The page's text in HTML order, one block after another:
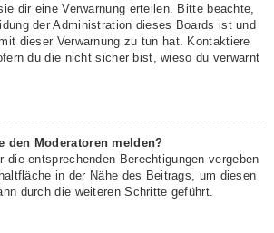
dir eine Verwarnung erteilen. Bitte beachte,
der Administration dieses Boards ist und
dieser Verwarnung zu tun hat. Kontaktiere
du die nicht sicher bist, wieso du verwarnt
den Moderatoren melden?
die entsprechenden Berechtigungen vergeben
in der Nähe des Beitrags, um diesen
durch die weiteren Schritte geführt.